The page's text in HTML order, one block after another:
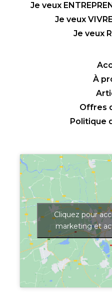
Je veux
Je veux
Je veux
À
Offres
Politique
Cliquez pour
marketing et